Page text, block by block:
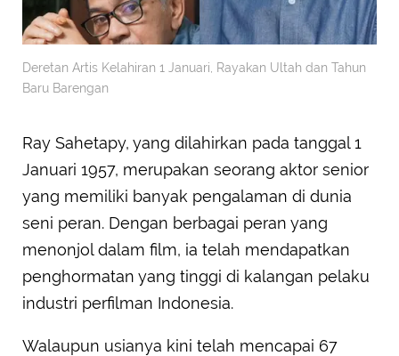
Deretan Artis Kelahiran 1 Januari, Rayakan Ultah dan Tahun
Baru Barengan
Ray Sahetapy, yang dilahirkan pada tanggal 1
Januari 1957, merupakan seorang aktor senior
yang memiliki banyak pengalaman di dunia
seni peran. Dengan berbagai peran yang
menonjol dalam film, ia telah mendapatkan
penghormatan yang tinggi di kalangan pelaku
industri perfilman Indonesia.
Walaupun usianya kini telah mencapai 67